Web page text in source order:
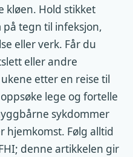
kløen. Hold stikket
tegn til infeksjon,
eller verk. Får du
eller andre
etter en reise til
lege og fortelle
sykdommer
hjemkomst. Følg alltid
denne artikkelen gir